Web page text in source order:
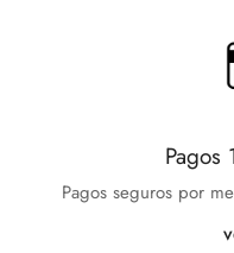
Pagos
Pagos seguros por